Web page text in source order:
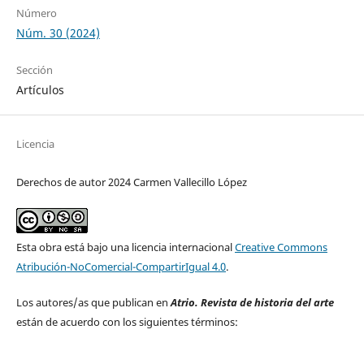
Número
Núm. 30 (2024)
Sección
Artículos
Licencia
Derechos de autor 2024 Carmen Vallecillo López
Esta obra está bajo una licencia internacionalCreative Commons
Atribución-NoComercial-CompartirIgual 4.0.
Los autores/as que publican enAtrio. Revista de historia del arte
están de acuerdo con los siguientes términos: